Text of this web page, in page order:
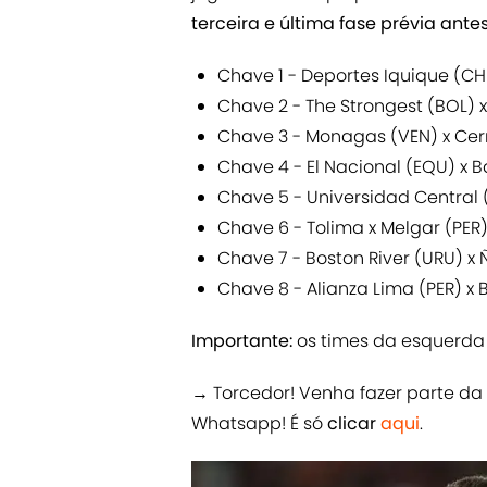
terceira e última fase prévia
Chave 1 - Deportes Iquique
Chave 2 - The Strongest (BOL)
Chave 3 - Monagas (VEN) x
Chave 4 - El Nacional (EQU) x
Chave 5 - Universidad Central
Chave 6 - Tolima x Melgar (PER)
Chave 7 - Boston River (URU) x
Chave 8 - Alianza Lima (PER) x
Importante:os times da
→ Torcedor! Venha fazer parte
Whatsapp! É sóclicaraqui.